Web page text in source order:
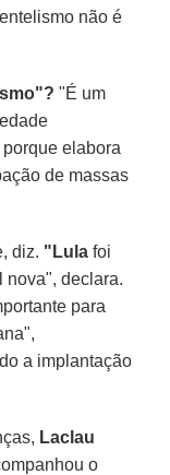
não é
"É um
elabora
de massas
diz. "Lula foi
nova", declara.
para
a implantação
Laclau
o